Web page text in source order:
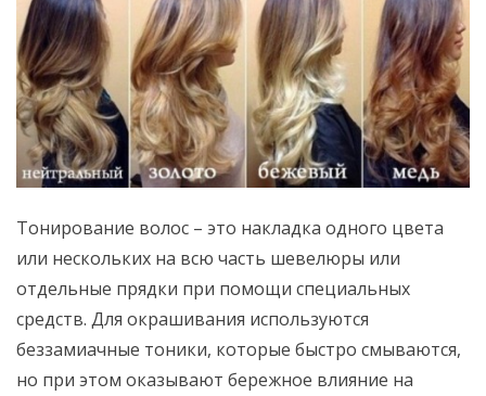
Тонирование волос – это накладка одного цвета
или нескольких на всю часть шевелюры или
отдельные прядки при помощи специальных
средств. Для окрашивания используются
беззамиачные тоники, которые быстро смываются,
но при этом оказывают бережное влияние на